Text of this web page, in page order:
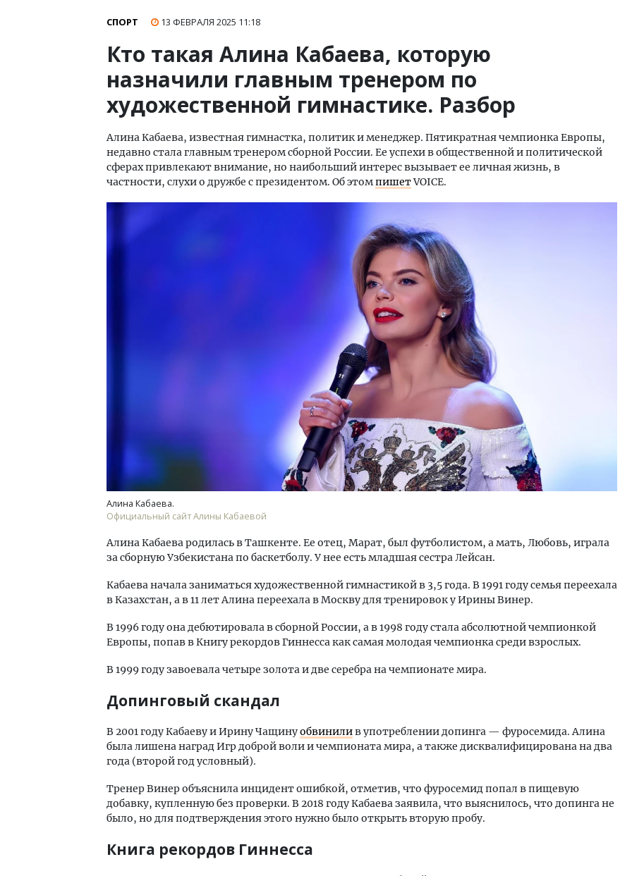
СПОРТ 13 ФЕВРАЛЯ 2025 11:18
Кто такая Алина Кабаева, которую
назначили главным тренером по
художественной гимнастике. Разбор
Алина Кабаева, известная гимнастка, политик и менеджер. Пятикратная чемпионка Европы,
недавно стала главным тренером сборной России. Ее успехи в общественной и политической
сферах привлекают внимание, но наибольший интерес вызывает ее личная жизнь, в
частности, слухи о дружбе с президентом. Об этомпишетVOICE.
Алина Кабаева.
Официальный сайт Алины Кабаевой
Алина Кабаева родилась в Ташкенте. Ее отец, Марат, был футболистом, а мать, Любовь, играла
за сборную Узбекистана по баскетболу. У нее есть младшая сестра Лейсан.
Кабаева начала заниматься художественной гимнастикой в 3,5 года. В 1991 году семья переехала
в Казахстан, а в 11 лет Алина переехала в Москву для тренировок у Ирины Винер.
В 1996 году она дебютировала в сборной России, а в 1998 году стала абсолютной чемпионкой
Европы, попав в Книгу рекордов Гиннесса как самая молодая чемпионка среди взрослых.
В 1999 году завоевала четыре золота и две серебра на чемпионате мира.
Допинговый скандал
В 2001 году Кабаеву и Ирину Чащинуобвинилив употреблении допинга — фуросемида. Алина
была лишена наград Игр доброй воли и чемпионата мира, а также дисквалифицирована на два
года (второй год условный).
Тренер Винер объяснила инцидент ошибкой, отметив, что фуросемид попал в пищевую
добавку, купленную без проверки. В 2018 году Кабаева заявила, что выяснилось, что допинга не
было, но для подтверждения этого нужно было открыть вторую пробу.
Книга рекордов Гиннесса
Ищем новые берега. Гендиректор
«Жилищной инициативы» Юрий
Гатилов — о том, как девелоперу
оставаться на плаву, когда рынок
штормит
СТРОИТЕЛЬСТВО
стандартом
СТРОИТЕЛЬСТВО